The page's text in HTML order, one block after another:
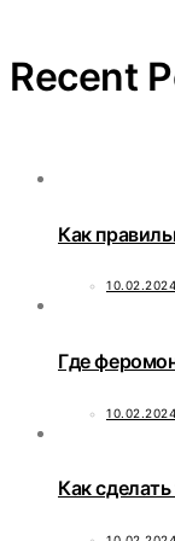
Recent
Как
10.02.2024
Где
10.02.2024
Как